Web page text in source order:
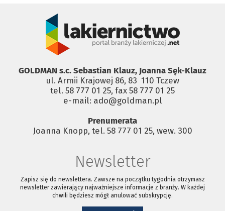
GOLDMAN s.c. Sebastian Klauz, Joanna Sęk-Klauz
ul. Armii Krajowej 86, 83 ­ 110 Tczew
tel. 58 777 01 25, fax 58 777 01 25
e-mail: ado@goldman.pl
Prenumerata
Joanna Knopp, tel. 58 777 01 25, wew. 300
Newsletter
Zapisz się do newslettera. Zawsze na początku tygodnia otrzymasz
newsletter zawierający najważniejsze informacje z branży. W każdej
chwili będziesz mógł anulować subskrypcję.